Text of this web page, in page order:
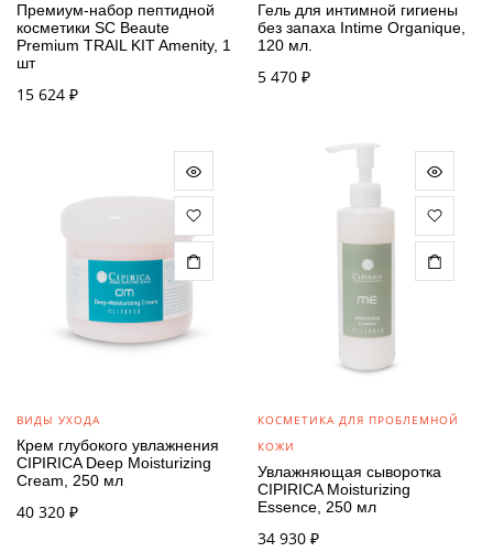
Премиум-набор пептидной
косметики SC Beaute
Premium TRAIL KIT Amenity, 1
шт
15 624 ₽
Гель для интимной гигиены
без запаха Intime Organique,
120 мл.
5 470 ₽
ВИДЫ УХОДА
Крем глубокого увлажнения
CIPIRICA Deep Moisturizing
Cream, 250 мл
40 320 ₽
КОСМЕТИКА ДЛЯ ПРОБЛЕМНОЙ
КОЖИ
Увлажняющая сыворотка
CIPIRICA Moisturizing
Essence, 250 мл
34 930 ₽